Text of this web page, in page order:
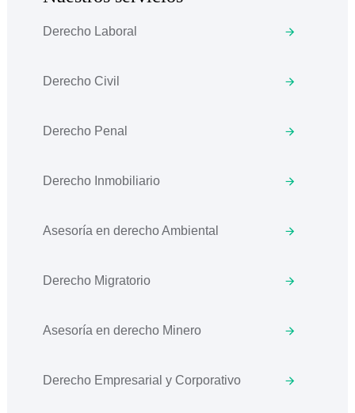
Derecho Laboral
Derecho Civil
Derecho Penal
Derecho Inmobiliario
Asesoría en derecho Ambiental
Derecho Migratorio
Asesoría en derecho Minero
Derecho Empresarial y Corporativo